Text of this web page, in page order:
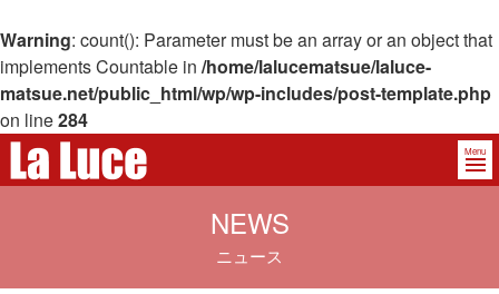
Warning: count(): Parameter must be an array or an object that
implements Countable in /home/lalucematsue/laluce-
matsue.net/public_html/wp/wp-includes/post-template.php
on line284
Menu
NEWS
ニュース